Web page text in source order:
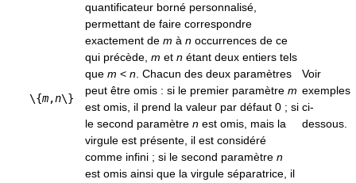
\{m,n\}
quantificateur borné personnalisé,
permettant de faire correspondre
exactement de m à n occurrences de ce
qui précède, m et n étant deux entiers tels
que m < n. Chacun des deux paramètres
peut être omis : si le premier paramètre m
est omis, il prend la valeur par défaut 0 ; si
le second paramètre n est omis, mais la
virgule est présente, il est considéré
comme infini ; si le second paramètre n
est omis ainsi que la virgule séparatrice, il
Voir
exemples
ci-
dessous.